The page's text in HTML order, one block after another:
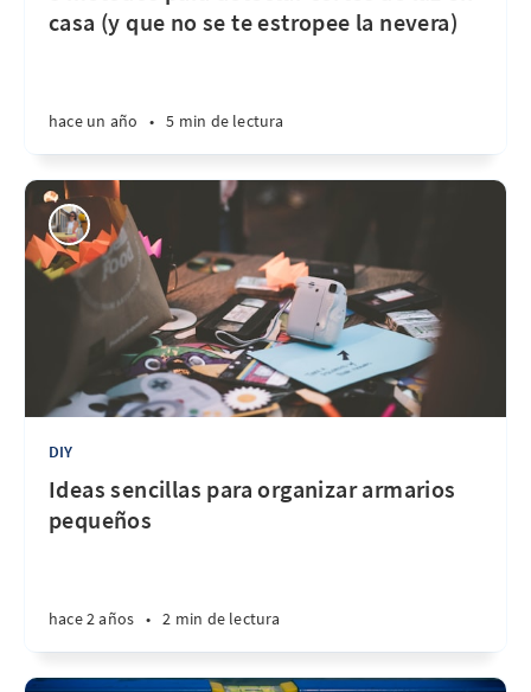
casa (y que no se te estropee la nevera)
hace un año • 5 min de lectura
DIY
Ideas sencillas para organizar armarios
pequeños
hace 2 años • 2 min de lectura